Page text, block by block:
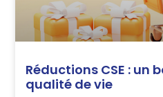
Réductions CSE : un
qualité de vie